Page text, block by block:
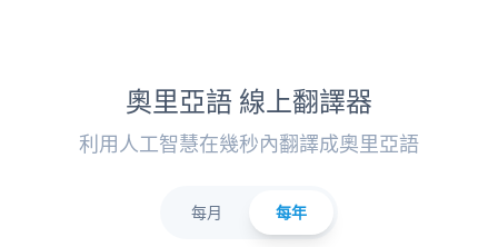
奧里亞語 線上翻譯器
利用人工智慧在幾秒內翻譯成奧里亞語
每月 每年